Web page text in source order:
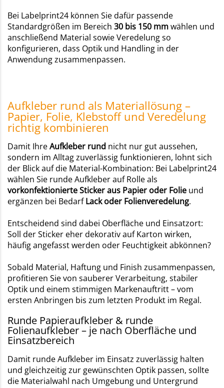
Bei Labelprint24 können Sie dafür passende
Standardgrößen im Bereich 30 bis 150 mmwählen und
anschließend Material sowie Veredelung so
konfigurieren, dass Optik und Handling in der
Anwendung zusammenpassen.
Aufkleber rund als Materiallösung –
Papier, Folie, Klebstoff und Veredelung
richtig kombinieren
Damit IhreAufkleber rund nicht nur gut aussehen,
sondern im Alltag zuverlässig funktionieren, lohnt sich
der Blick auf die Material-Kombination: Bei Labelprint24
wählen Sie runde Aufkleber auf Rolle als
vorkonfektionierte Sticker aus Papier oder Folie und
ergänzen bei BedarfLack oder Folienveredelung.
Entscheidend sind dabei Oberfläche und Einsatzort:
Soll der Sticker eher dekorativ auf Karton wirken,
häufig angefasst werden oder Feuchtigkeit abkönnen?
Sobald Material, Haftung und Finish zusammenpassen,
profitieren Sie von sauberer Verarbeitung, stabiler
Optik und einem stimmigen Markenauftritt – vom
ersten Anbringen bis zum letzten Produkt im Regal.
Runde Papieraufkleber & runde
Folienaufkleber – je nach Oberfläche und
Einsatzbereich
Damit runde Aufkleber im Einsatz zuverlässig halten
und gleichzeitig zur gewünschten Optik passen, sollte
die Materialwahl nach Umgebung und Untergrund